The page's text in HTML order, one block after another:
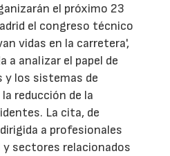
el próximo 23
el congreso técnico
vidas en la carretera',
a analizar el papel de
los sistemas de
reducción de la
La cita, de
a profesionales
y sectores relacionados